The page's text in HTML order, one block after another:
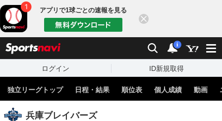
アプリで1球ごとの速報を見る
検索 通知
i
ログイン ID新規取得
独立リーグトップ 日程・結果 順位表 個人成績 動画
兵庫ブレイバーズ